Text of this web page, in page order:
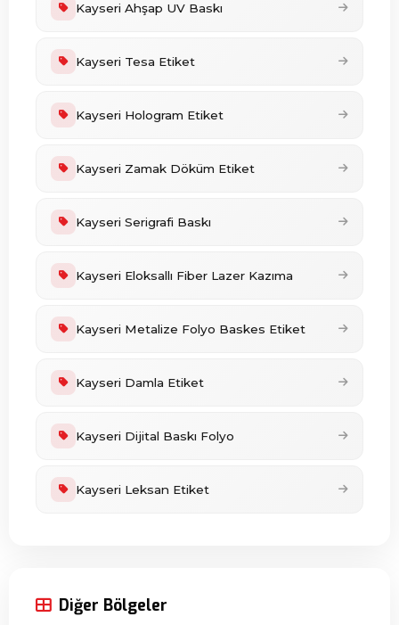
Kayseri Ahşap UV Baskı
Kayseri Tesa Etiket
Kayseri Hologram Etiket
Kayseri Zamak Döküm Etiket
Kayseri Serigrafi Baskı
Kayseri Eloksallı Fiber Lazer Kazıma
Kayseri Metalize Folyo Baskes Etiket
Kayseri Damla Etiket
Kayseri Dijital Baskı Folyo
Kayseri Leksan Etiket
Diğer Bölgeler